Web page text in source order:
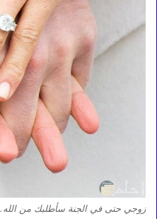
زوجي حتى في الجنة سأطلبك من الله.